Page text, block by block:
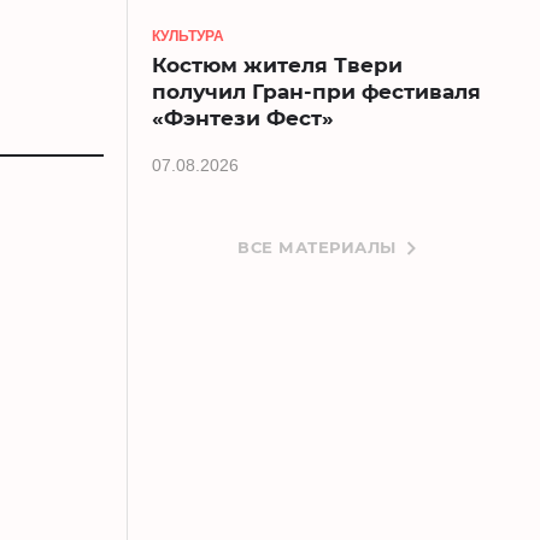
КУЛЬТУРА
Костюм жителя Твери
получил Гран-при фестиваля
«Фэнтези Фест»
07.08.2026
ВСЕ МАТЕРИАЛЫ